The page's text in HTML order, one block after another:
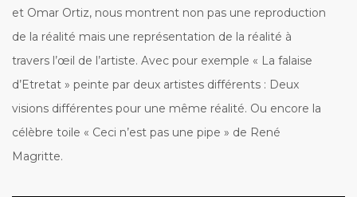
et Omar Ortiz, nous montrent non pas une reproduction
de la réalité mais une représentation de la réalité à
travers l’œil de l’artiste. Avec pour exemple « La falaise
d’Etretat » peinte par deux artistes différents : Deux
visions différentes pour une même réalité. Ou encore la
célèbre toile « Ceci n’est pas une pipe » de René
Magritte.